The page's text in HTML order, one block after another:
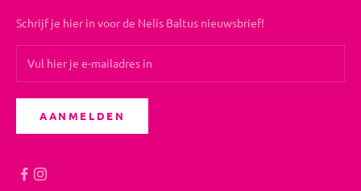
Schrijf je hier in voor de Nelis Baltus nieuwsbrief!
AANMELDEN